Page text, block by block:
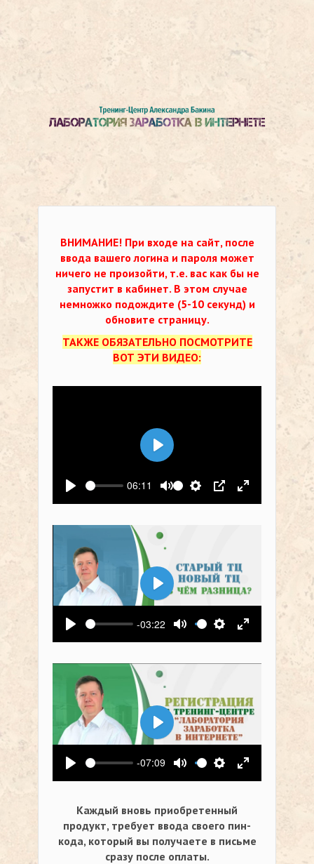
ВНИМАНИЕ! При входе на сайт, после
ввода вашего логина и пароля может
ничего не произойти, т.е. вас как бы не
запустит в кабинет. В этом случае
немножко подождите (5-10 секунд) и
обновите страницу.
ТАКЖЕ ОБЯЗАТЕЛЬНО ПОСМОТРИТЕ
ВОТ ЭТИ ВИДЕО:
Воспроизвести
06:11
Выключить звук
Настройки
PIP На весь
Воспроизвести
Воспроизвести
-03:22
Выключить звук
Настройки
На весь
Воспроизвести
Воспроизвести
-07:09
Выключить звук
Настройки
На весь
Воспроизвести
Каждый вновь приобретенный
продукт, требует ввода своего пин-
кода, который вы получаете в письме
сразу после оплаты.